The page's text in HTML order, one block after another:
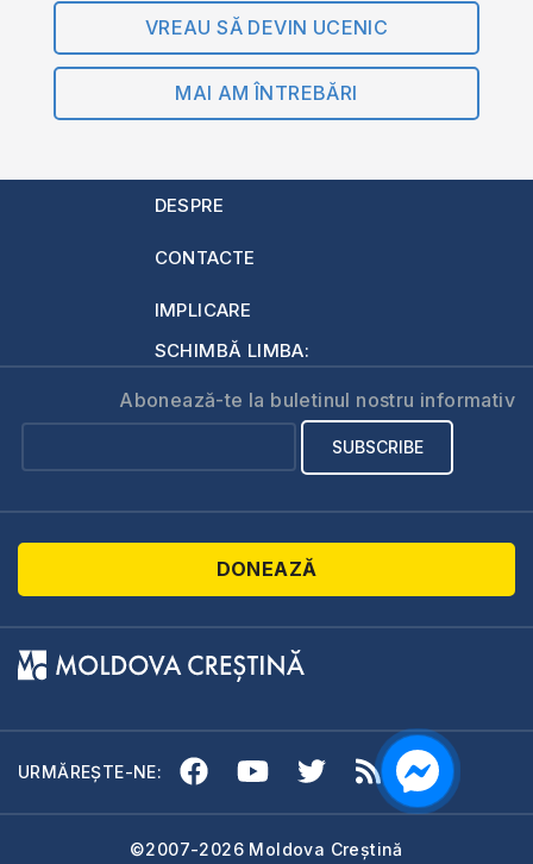
VREAU SĂ DEVIN UCENIC
MAI AM ÎNTREBĂRI
DESPRE
CONTACTE
IMPLICARE
SCHIMBĂ LIMBA:
Abonează-te la buletinul nostru informativ
DONEAZĂ
URMĂREȘTE-NE:
©2007-2026 Moldova Creștină